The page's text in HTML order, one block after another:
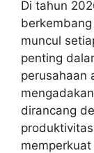
Di tahun
muncul
penting
perusahaan
dirancang